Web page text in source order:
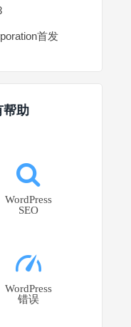
首发
帮助
WordPress
SEO
WordPress
错误